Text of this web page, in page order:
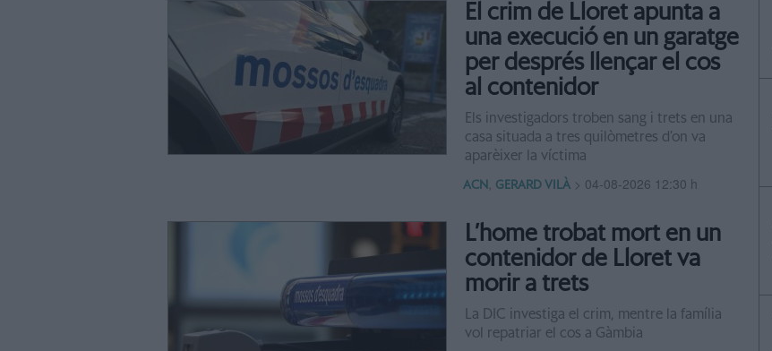
El crim de Lloret apunta a
una execució en un garatge
per després llençar el cos
al contenidor
Els investigadors troben sang i trets en una
casa situada a tres quilòmetres d’on va
aparèixer la víctima
ACN , GERARD VILÀ > 04-08-2026 12:30 h
L’home trobat mort en un
contenidor de Lloret va
morir a trets
La DIC investiga el crim, mentre la família
vol repatriar el cos a Gàmbia